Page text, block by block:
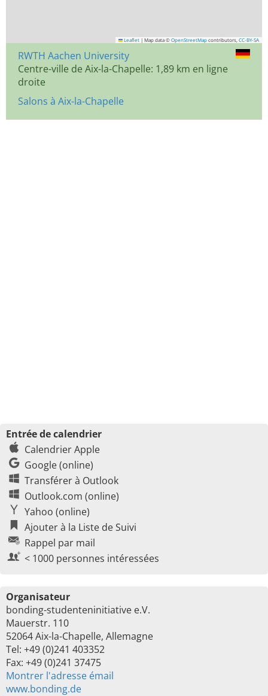
Leaflet | Map data © OpenStreetMap contributors, CC-BY-SA
RWTH Aachen University
Centre-ville de Aix-la-Chapelle: 1,89 km en ligne
droite
Salons à Aix-la-Chapelle
Entrée de calendrier
Calendrier Apple
Google (online)
Transférer à Outlook
Outlook.com (online)
Yahoo (online)
Ajouter à la Liste de Suivi
Rappel par mail
< 1000 personnes intéressées
Organisateur
bonding-studenteninitiative e.V.
Mauerstr. 110
52064 Aix-la-Chapelle, Allemagne
Tel: +49 (0)241 403352
Fax: +49 (0)241 37475
Montrer l'adresse émail
www.bonding.de